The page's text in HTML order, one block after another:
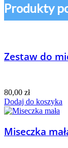
Produkty
Zestaw do
80,00 zł
Dodaj do koszyka
Miseczka